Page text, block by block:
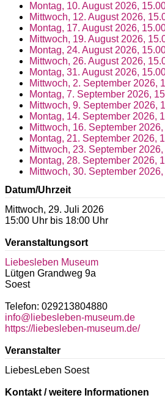
Montag, 10. August 2026,
Mittwoch, 12. August 2026,
Montag, 17. August 2026,
Mittwoch, 19. August 2026,
Montag, 24. August 2026,
Mittwoch, 26. August 2026,
Montag, 31. August 2026,
Mittwoch, 2. September 2026,
Montag, 7. September 2026,
Mittwoch, 9. September 2026,
Montag, 14. September 2026,
Mittwoch, 16. September
Montag, 21. September 2026,
Mittwoch, 23. September
Montag, 28. September 2026,
Mittwoch, 30. September
Datum/Uhrzeit
Mittwoch, 29. Juli 2026
15:00 Uhr bis 18:00 Uhr
Veranstaltungsort
Liebesleben Museum
Lütgen Grandweg 9a
Soest
Telefon: 029213804880
info@liebesleben-museum.de
https://liebesleben-museum.de/
Veranstalter
LiebesLeben Soest
Kontakt / weitere Informationen